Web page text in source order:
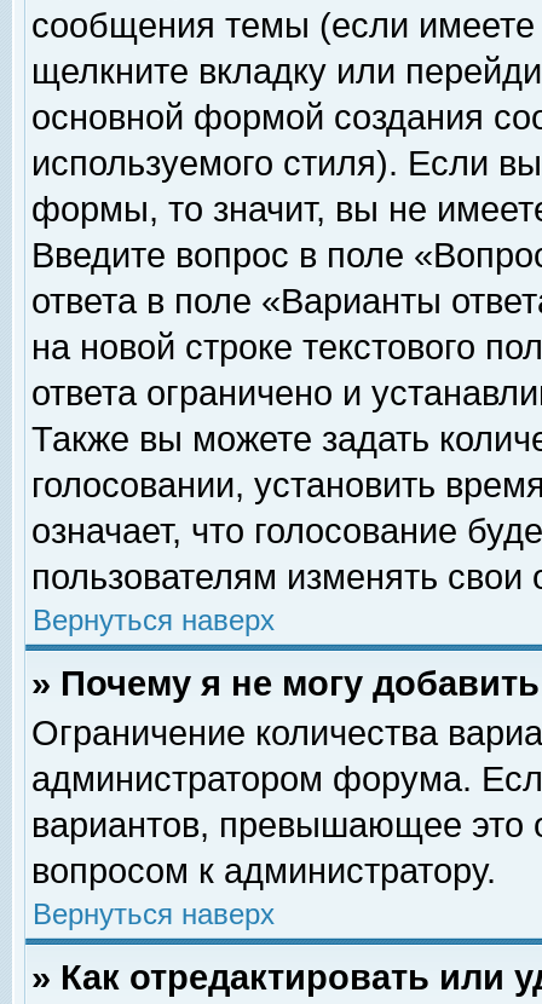
сообщения темы (если
щелкните вкладку или
основной формой создания
используемого стиля). Если
формы, то значит, вы не
Введите вопрос в поле
ответа в поле «Варианты
на новой строке текстового
ответа ограничено и
Также вы можете задать
голосовании, установить
означает, что голосование
пользователям изменять свои
Вернуться наверх
» Почему я не могу
Ограничение количества
администратором форума.
вариантов, превышающее это
вопросом к администратору.
Вернуться наверх
» Как отредактировать или